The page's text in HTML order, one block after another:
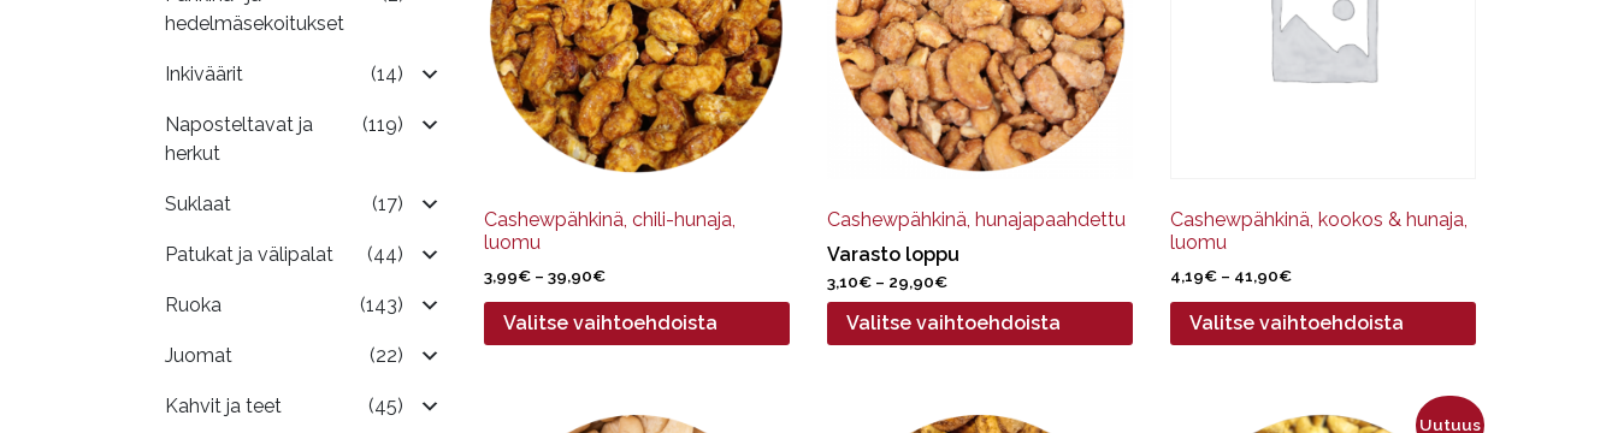
hedelmäsekoitukset
Inkiväärit (14)
Naposteltavat ja
herkut
(119)
Suklaat (17)
Patukat ja välipalat (44)
Ruoka (143)
Juomat (22)
Kahvit ja teet (45)
Cashewpähkinä, chili-hunaja,
luomu
3,99€ – 39,90€Hintaluokka:
3,99€
-
39,90€
Valitse vaihtoehdoista
Voit
tehdä
valinnat
tuotteen
Cashewpähkinä, hunajapaahdettu
Varasto loppu
3,10€ – 29,90€Hintaluokka:
3,10€
-
Valitse vaihtoehdoista
Voit
tehdä
valinnat
tuotteen
Cashewpähkinä, kookos & hunaja,
luomu
4,19€ – 41,90€Hintaluokka:
4,19€
-
41,90€
Valitse vaihtoehdoista
Uutuus